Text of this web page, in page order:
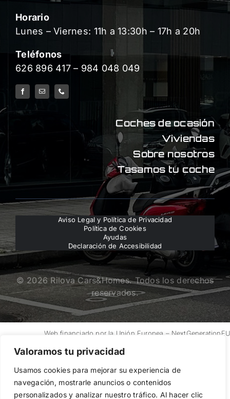
Valoramos tu privacidad
Usamos cookies para mejorar su experiencia de
navegación, mostrarle anuncios o contenidos
personalizados y analizar nuestro tráfico. Al hacer clic
Horario
Lunes – Viernes: 11h a 13:30h – 17h a 20h
Teléfonos
626 896 417– 984 048 049
Coches de ocasión
Viviendas
Sobre nosotros
Tasamos tu coche
Aviso Legal y Política de Privacidad
Política de Cookies
Ayudas
Declaración de Accesibilidad
© 2026 Rilova Cars&Homes. Todos los derechos
reservados.
Web financiado por la Unión Europea – NextGenerationEU